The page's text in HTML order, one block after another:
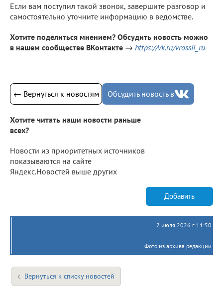
Если вам поступил такой звонок, завершите разговор и
самостоятельно уточните информацию в ведомстве.
Хотите поделиться мнением? Обсудить новость можно
в нашем сообществе ВКонтакте → https://vk.ru/vrossii_ru
← Вернуться к новостям Обсудить новость в
Хотите читать наши новости раньше
всех?
Новости из приоритетных источников
показываются на сайте
Яндекс.Новостей выше других
Добавить
2 июля 2026 г. 11:50
Фото из архива редакции
Вернуться к списку новостей